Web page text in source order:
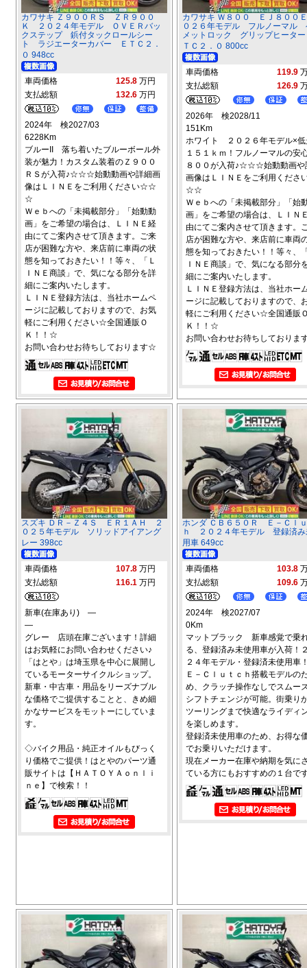
カワサキ Ｚ９００ＲＳ ＺＲ９００
Ｋ ２０２４年モデル ＯＶＥＲバッ
クステップ 鋲付タックロールシー
ト ラジエーターカバー ＥＴＣ２．
０ 948cc
車両価格 125.8 万円
支払総額
132.6 万円
2024年 検2027/03
6228Km
ブルーII 落ち着いたブルーボール外
装が魅力！カスタム装着のＺ９００
ＲＳが入荷♪☆☆☆始動動画や詳細画
像はＬＩＮＥをご利用ください☆☆
☆
Ｗｅｂへの「未掲載部分」「始動動
画」をご希望の場合は、ＬＩＮＥ経
由にてご案内させて頂きます。ご来
店が困難な方や、来店前に車両の状
態を知っておきたい！！等々、「Ｌ
ＩＮＥ商談」で、気になる部分を詳
細にご案内いたします。
ＬＩＮＥ登録方法は、当社ホームペ
ージに記載しておりますので、お気
軽にご利用ください☆全国通販Ｏ
Ｋ！！☆
お問い合わせお待ちしております☆
カワサキ Ｗ８００ ＥＪ８００
０２６年モデル フルノーマル
メットロック グリップヒータ
ＴＣ２．０ 800cc
車両価格 119.9
支払総額
126.9
2026年 検2028/11
151Km
ホワイト ２０２６年モデル×低
１５１ｋｍ！フルノーマルの安
８００が入荷♪☆☆☆始動動画や
画像はＬＩＮＥをご利用くださ
☆☆
Ｗｅｂへの「未掲載部分」「始
画」をご希望の場合は、ＬＩＮ
由にてご案内させて頂きます。
店が困難な方や、来店前に車両
態を知っておきたい！！等々、
ＩＮＥ商談」で、気になる部分
細にご案内いたします。
ＬＩＮＥ登録方法は、当社ホー
ージに記載しておりますので、
軽にご利用ください☆全国通販
Ｋ！！☆
お問い合わせお待ちしておりま
スズキ ＤＲ－Ｚ４Ｓ ＥＲ１ＡＨ ２
０２５年モデル ソリッドアイアング
レー 398cc
車両価格 107.8 万円
支払総額
116.1 万円
新車(在庫あり) ―
―
グレー 店頭在庫ございます！詳細
はお気軽にお問い合わせください♪
「はとや」は埼玉県を中心に展開し
ているモーターサイクルショップ。
新車・中古車・用品をリーズナブル
な価格でご提供することと、きめ細
かなサービスをモットーにしていま
す。
◇バイク用品・純正オイルもびっく
り価格でご提供！はとやのパーツ通
販サイトは【ＨＡＴＯＹＡｏｎｌｉ
ｎｅ】で検索！！
ホンダ ＣＢ６５０Ｒ Ｅ－Ｃｌ
ｈ ２０２４年モデル 登録済み
用車 649cc
車両価格 103.8
支払総額
109.6
2024年 検2027/07
0Km
マットブラック 新車感覚で乗
る、登録済み未使用車が入荷！
２４年モデル・登録済未使用車
Ｅ－Ｃｌｕｔｃｈ搭載モデルの
め、クラッチ操作なしでスムー
シフトチェンジが可能。街乗り
ツーリングまで快適なライディ
を楽しめます。
登録済未使用車のため、お得な
でお乗りいただけます。
現在メーカー在庫や納期を気に
ている方にもおすすめの１台で